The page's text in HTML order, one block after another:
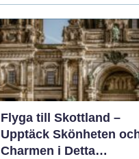
Flyga till Skottland –
Upptäck Skönheten
Charmen i Detta